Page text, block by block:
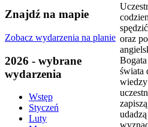
Znajdź na mapie
Zobacz wydarzenia na planie
2026 - wybrane
wydarzenia
Wstęp
Styczeń
Luty
oraz
świata